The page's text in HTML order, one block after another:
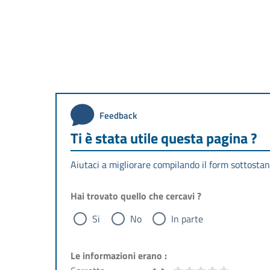
Feedback
Ti è stata utile questa pagina ?
Aiutaci a migliorare compilando il form
Hai trovato quello che cercavi ?
Si
No In parte
Le informazioni erano :